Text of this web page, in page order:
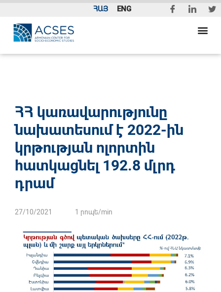
ՀԱՅ ENG
ՀՀ կառավարությունը
նախատեսում է 2022-ին
կրթության ոլորտին
հատկացնել 192.8 մլրդ
դրամ
27/10/2021